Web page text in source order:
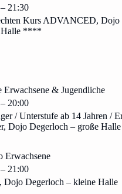
– 21:30
Kurs ADVANCED, Dojo
Halle ****
Erwachsene & Jugendliche
– 20:00
/ Unterstufe ab 14 Jahren /
Dojo Degerloch – große Halle
Erwachsene
– 21:00
Dojo Degerloch – kleine Halle